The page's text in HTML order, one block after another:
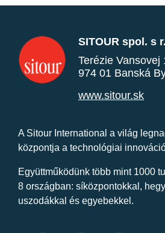
SITOUR spol. s
Terézie Vansovej
974 01 Banská
www.sitour.sk
A Sitour International a világ
központja a technológiai
Együttműködünk több mint 1000
8 országban: síközpontokkal,
uszodákkal és egyebekkel.